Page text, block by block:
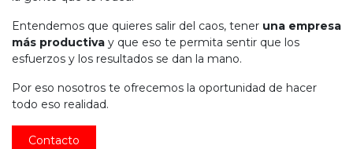
Entendemos que quieres salir del caos, tener una empresa
más productiva y que eso te permita sentir que los
esfuerzos y los resultados se dan la mano.
Por eso nosotros te ofrecemos la oportunidad de hacer
todo eso realidad.
Contacto